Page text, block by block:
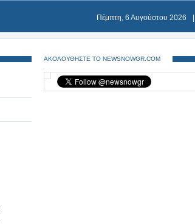
Πέμπτη, 6 Αυγούστου 2026
ΑΚΟΛΟΥΘΗΣΤΕ ΤΟ NEWSNOWGR.COM